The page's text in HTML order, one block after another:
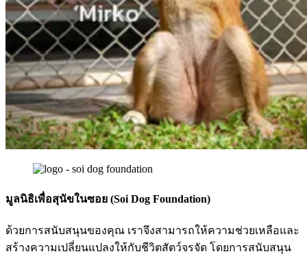
มูลนิธิเพื่อสุนัขในซอย (Soi Dog Foundation)
ด้วยการสนับสนุนของคุณ เราจึงสามารถให้ความช่วยเหลือและ
สร้างความเปลี่ยนแปลงให้กับชีวิตสัตว์จรจัด โดยการสนับสนุน